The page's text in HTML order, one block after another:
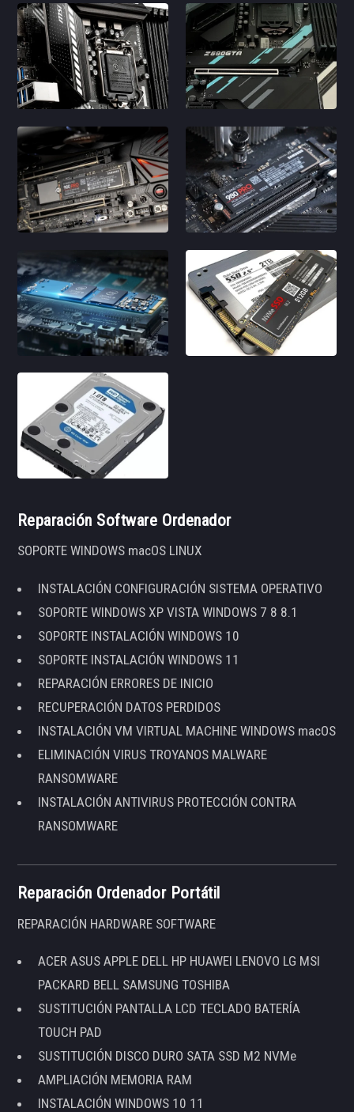
Reparación Software Ordenador
SOPORTE WINDOWS macOS LINUX
INSTALACIÓN CONFIGURACIÓN SISTEMA OPERATIVO
SOPORTE WINDOWS XP VISTA WINDOWS 7 8 8.1
SOPORTE INSTALACIÓN WINDOWS 10
SOPORTE INSTALACIÓN WINDOWS 11
REPARACIÓN ERRORES DE INICIO
RECUPERACIÓN DATOS PERDIDOS
INSTALACIÓN VM VIRTUAL MACHINE WINDOWS macOS
ELIMINACIÓN VIRUS TROYANOS MALWARE
RANSOMWARE
INSTALACIÓN ANTIVIRUS PROTECCIÓN CONTRA
RANSOMWARE
Reparación Ordenador Portátil
REPARACIÓN HARDWARE SOFTWARE
ACER ASUS APPLE DELL HP HUAWEI LENOVO LG MSI
PACKARD BELL SAMSUNG TOSHIBA
SUSTITUCIÓN PANTALLA LCD TECLADO BATERÍA
TOUCH PAD
SUSTITUCIÓN DISCO DURO SATA SSD M2 NVMe
AMPLIACIÓN MEMORIA RAM
INSTALACIÓN WINDOWS 10 11